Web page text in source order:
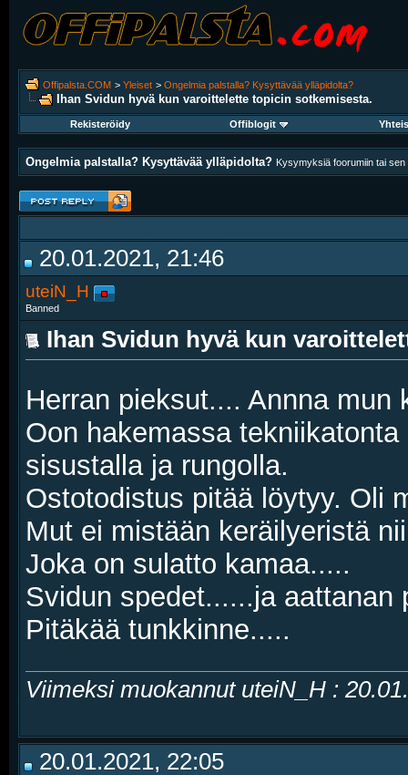
Offipalsta.COM > Yleiset > Ongelmia palstalla? Kysyttävää ylläpidolta?
Ihan Svidun hyvä kun varoittelette topicin sotkemisesta.
Rekisteröidy Offiblogit
Ongelmia palstalla? Kysyttävää ylläpidolta? Kysymyksiä foorumiin tai
20.01.2021, 21:46
uteiN_H
Banned
Ihan Svidun hyvä kun
Herran pieksut.... Annna mun
Oon hakemassa
sisustalla ja rungolla.
Ostotodistus pitää löytyy. Oli
Mut ei mistään keräilyeristä
Joka on sulatto kamaa.....
Svidun spedet......ja aattanan
Pitäkää tunkkinne.....
Viimeksi muokannut uteiN_H :
20.01.2021, 22:05